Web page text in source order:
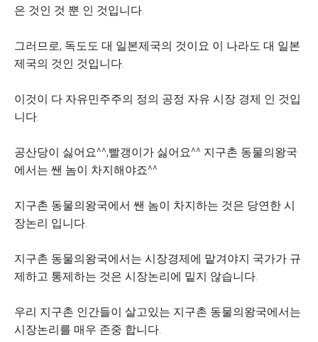
은 것인 것 뿐 인 것입니다.
그러므로, 독도도 대 일본제국의 것이요 이 나라도 대 일본
제국의 것인 것입니다.
이것이 다 자유민주주의 정의 공정 자유 시장 경제 인 것입
니다.
공산당이 싫어요^^,빨갱이가 싫어요^^ 지구촌 동물의왕국
에서는 쌘 놈이 차지해야죠^^
지구촌 동물의왕국에서 쌘 놈이 차지하는 것은 당연한 시
장논리 입니다.
지구촌 동물의왕국에서는 시장경제에 맡겨야지 국가가 규
제하고 통제하는 것은 시장논리에 밑지 않습니다.
우리 지구촌 인간들이 살고있는 지구촌 동물의왕국에서는
시장논리를 매우 존중 합니다.